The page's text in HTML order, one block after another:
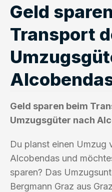
Geld
Transport
Geld sparen beim
Umzugsgüter nach
Du planst einen Umzug
Alcobendas und
sparen? Das
Bergmann Graz aus